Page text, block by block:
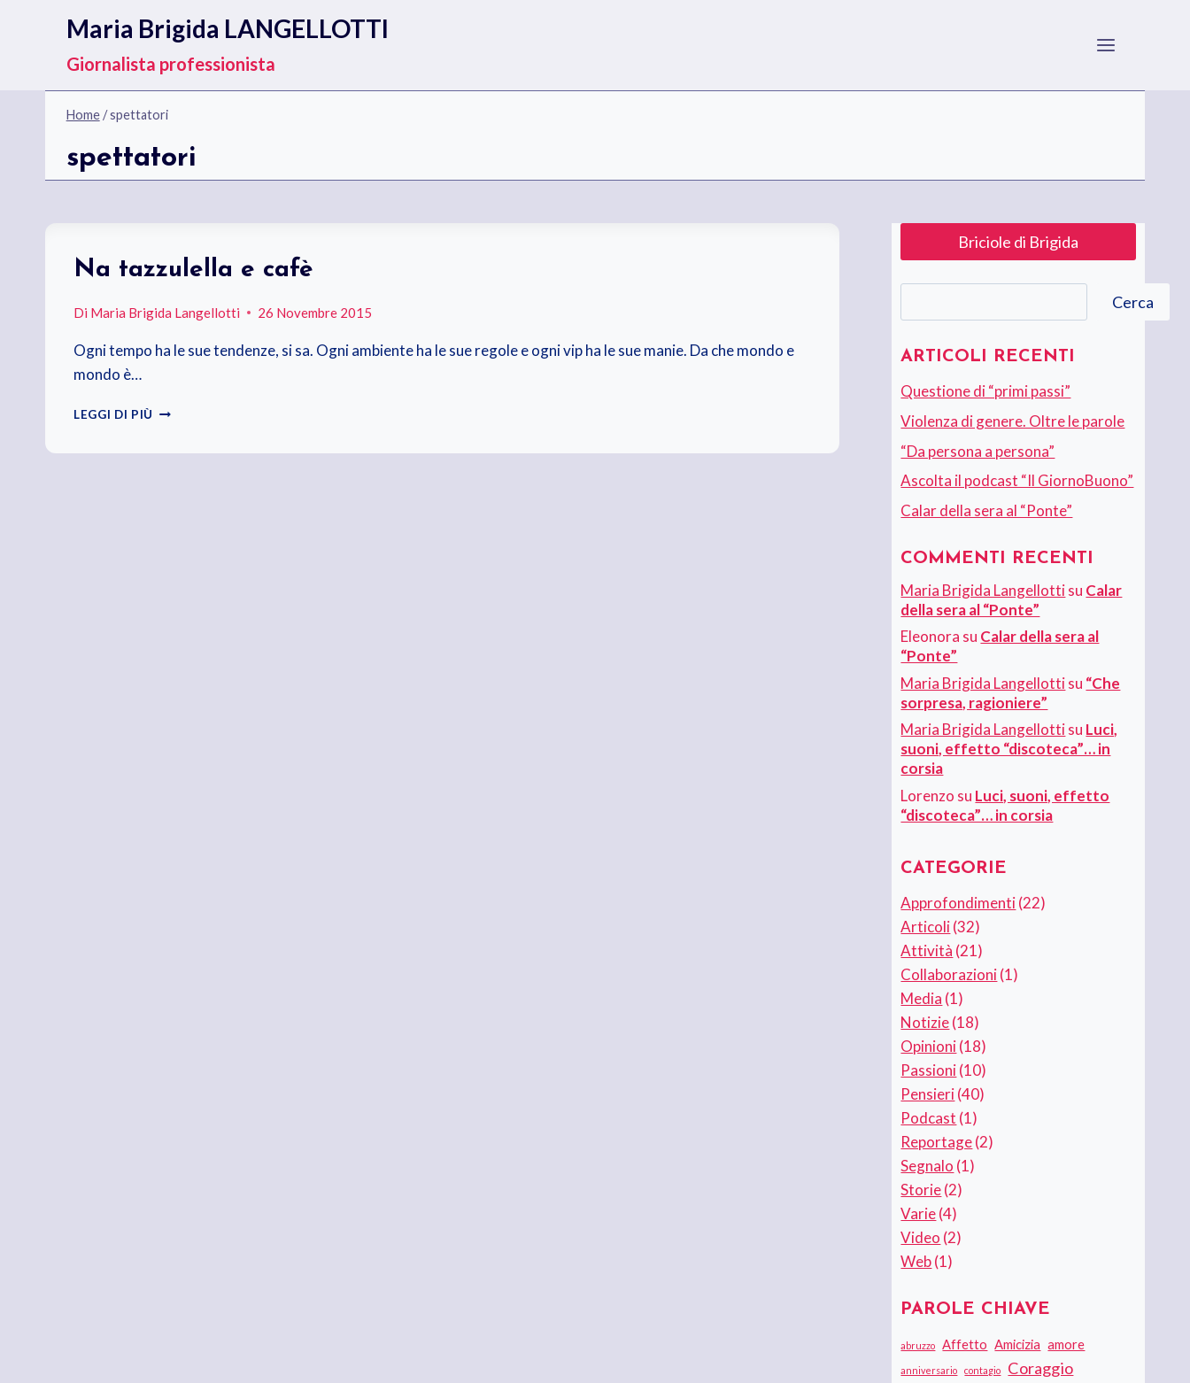
contenuto
Maria Brigida LANGELLOTTI
Giornalista professionista
Home/spettatori
spettatori
Na tazzulella e cafè
Di Maria Brigida Langellotti 26 Novembre 2015
Ogni tempo ha le sue tendenze, si sa. Ogni ambiente ha le sue regole e ogni vip ha le sue manie. Da che mondo e
mondo è…
LEGGI DI PIÙ NA
Briciole di Brigida
Cerca
ARTICOLI RECENTI
Questione di “primi passi”
Violenza di genere. Oltre le parole
“Da persona a persona”
Ascolta il podcast “Il GiornoBuono”
Calar della sera al “Ponte”
COMMENTI RECENTI
Maria Brigida Langellottisu Calar
della sera al “Ponte”
Eleonora su Calar della sera al
“Ponte”
Maria Brigida Langellottisu “Che
sorpresa, ragioniere”
Maria Brigida Langellottisu Luci,
suoni, effetto “discoteca”… in
corsia
Lorenzo su Luci, suoni, effetto
“discoteca”… in corsia
CATEGORIE
Approfondimenti(22)
Articoli(32)
Attività (21)
Collaborazioni(1)
Media (1)
Notizie(18)
Opinioni(18)
Passioni(10)
Pensieri(40)
Podcast (1)
Reportage(2)
Segnalo (1)
Storie(2)
Varie(4)
Video (2)
Web(1)
PAROLE CHIAVE
abruzzo Affetto Amicizia amore
anniversario contagio
Coraggio